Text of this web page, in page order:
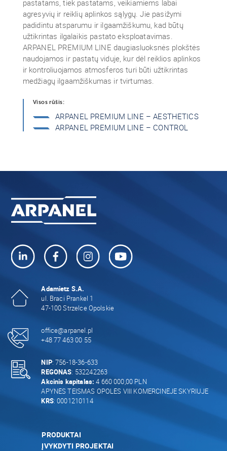
pastatams, tiek pastatams, veikiamiems labai
agresyvių ir reiklių aplinkos sąlygų. Jie pasižymi
padidintu atsparumu ir ilgaamžiškumu, kad būtų
užtikrintas ilgalaikis pastato eksploatavimas.
ARPANEL PREMIUM LINE daugiasluoksnės plokštės
naudojamos ir pastatų viduje, kur dėl reiklios aplinkos
ir kontroliuojamos atmosferos turi būti užtikrintas
medžiagų ilgaamžiškumas ir tvirtumas.
Visos rūšis:
ARPANEL PREMIUM LINE – AESTHETICS
ARPANEL PREMIUM LINE – CONTROL
Adamietz S.A.
ul. Braci Prankel 1
47-100 Strzelce Opolskie
office@arpanel.pl
+48 77 463 00 55
NIP: 756-18-36-633
REGONAS: 532242263
Akcinis kapitalas: 4 660 000,00 PLN
APYNĖS TEISMAS OPOLĖS VIII KOMERCINĖJE SKYRIUJE
KRS: 0001210114
PRODUKTAI
ĮVYKDYTI PROJEKTAI